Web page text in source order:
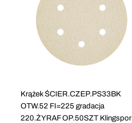
Krążek ŚCIER.CZEP.PS33BK
OTW.52 FI=225 gradacja
220.ŻYRAF OP.50SZT Klingspor